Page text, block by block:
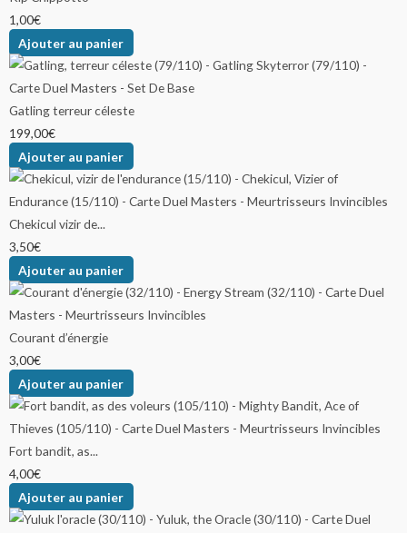
1,00€
Ajouter au panier
Gatling terreur céleste
199,00€
Ajouter au panier
Chekicul vizir de...
3,50€
Ajouter au panier
Courant d’énergie
3,00€
Ajouter au panier
Fort bandit, as...
4,00€
Ajouter au panier